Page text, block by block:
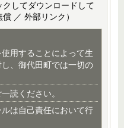
クしてダウンロードして
／ 外部リンク）
用することによって生
、御代田町では一切の
読ください。
は自己責任において行